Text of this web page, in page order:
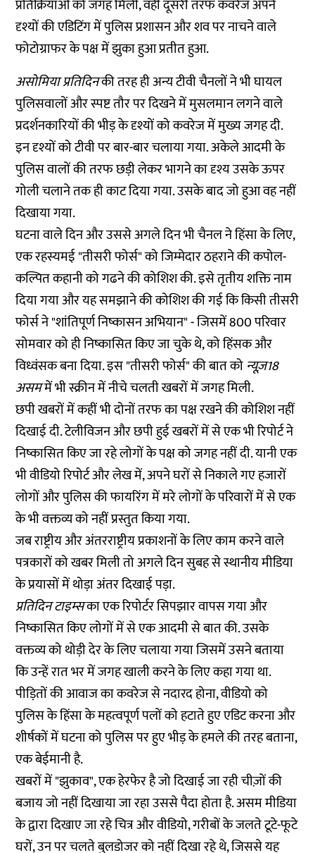
प्रतिक्रियाओं को जगह मिली, वहीं दूसरी तरफ कवरेज अपने
दृश्यों की एडिटिंग में पुलिस प्रशासन और शव पर नाचने वाले
फोटोग्राफर के पक्ष में झुका हुआ प्रतीत हुआ.
असोमिया प्रतिदिनकी तरह ही अन्य टीवी चैनलों ने भी घायल
पुलिसवालों और स्पष्ट तौर पर दिखने में मुसलमान लगने वाले
प्रदर्शनकारियों की भीड़ के दृश्यों को कवरेज में मुख्य जगह दी.
इन दृश्यों को टीवी पर बार-बार चलाया गया. अकेले आदमी के
पुलिस वालों की तरफ छड़ी लेकर भागने का दृश्य उसके ऊपर
गोली चलाने तक ही काट दिया गया. उसके बाद जो हुआ वह नहीं
दिखाया गया.
घटना वाले दिन और उससे अगले दिन भी चैनल ने हिंसा के लिए,
एक रहस्यमई "तीसरी फोर्स" को जिम्मेदार ठहराने की कपोल-
कल्पित कहानी को गढने की कोशिश की. इसे तृतीय शक्ति नाम
दिया गया और यह समझाने की कोशिश की गई कि किसी तीसरी
फोर्स ने "शांतिपूर्ण निष्कासन अभियान" - जिसमें 800 परिवार
सोमवार को ही निष्कासित किए जा चुके थे, को हिंसक और
विध्वंसक बना दिया. इस "तीसरी फोर्स" की बात कोन्यूज़18
असममें भी स्क्रीन में नीचे चलती खबरों में जगह मिली.
छपी खबरों में कहीं भी दोनों तरफ का पक्ष रखने की कोशिश नहीं
दिखाई दी. टेलीविजन और छपी हुई खबरों में से एक भी रिपोर्ट ने
निष्कासित किए जा रहे लोगों के पक्ष को जगह नहीं दी. यानी एक
भी वीडियो रिपोर्ट और लेख में, अपने घरों से निकाले गए हजारों
लोगों और पुलिस की फायरिंग में मरे लोगों के परिवारों में से एक
के भी वक्तव्य को नहीं प्रस्तुत किया गया.
जब राष्ट्रीय और अंतरराष्ट्रीय प्रकाशनों के लिए काम करने वाले
पत्रकारों को खबर मिली तो अगले दिन सुबह से स्थानीय मीडिया
के प्रयासों में थोड़ा अंतर दिखाई पड़ा.
प्रतिदिन टाइम्सका एक रिपोर्टर सिपझार वापस गया और
निष्कासित किए लोगों में से एक आदमी से बात की. उसके
वक्तव्य को थोड़ी देर के लिए चलाया गया जिसमें उसने बताया
कि उन्हें रात भर में जगह खाली करने के लिए कहा गया था.
पीड़ितों की आवाज का कवरेज से नदारद होना, वीडियो को
पुलिस के हिंसा के महत्वपूर्ण पलों को हटाते हुए एडिट करना और
शीर्षकों में घटना को पुलिस पर हुए भीड़ के हमले की तरह बताना,
एक बेईमानी है.
खबरों में "झुकाव", एक हेरफेर है जो दिखाई जा रही चीज़ों की
बजाय जो नहीं दिखाया जा रहा उससे पैदा होता है. असम मीडिया
के द्वारा दिखाए जा रहे चित्र और वीडियो, गरीबों के जलते टूटे-फूटे
घरों, उन पर चलते बुलडोजर को नहीं दिखा रहे थे, जिससे यह